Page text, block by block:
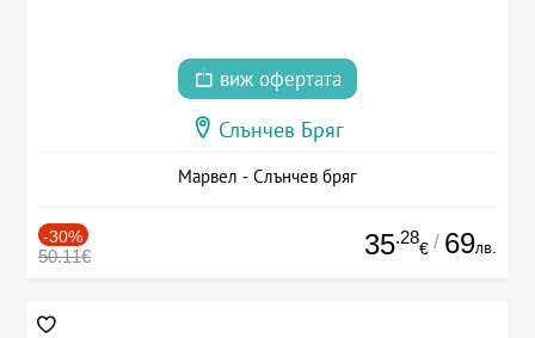
виж офертата
Слънчев Бряг
Марвел - Слънчев бряг
-30%
50.11€ 35.28
€ / 69лв.